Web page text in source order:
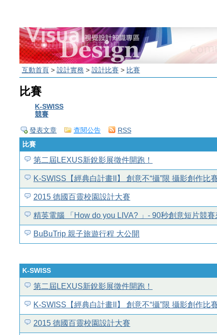
互動首頁 > 設計實務 > 設計比賽 > 比賽
比賽
K-SWISS
競賽
發表文章 查閱公告
RSS
比賽
第二屆LEXUS新銳影展徵件開跑！
K-SWISS【經典白計畫II】 創意不“攝”限 攝影創作比
2015 德國百靈校園設計大賽
精英電腦 「How do you LIVA? 」- 90秒創意短片競賽
BuBuTrip 親子旅遊行程 大公開
K-SWISS
第二屆LEXUS新銳影展徵件開跑！
K-SWISS【經典白計畫II】 創意不“攝”限 攝影創作比
2015 德國百靈校園設計大賽